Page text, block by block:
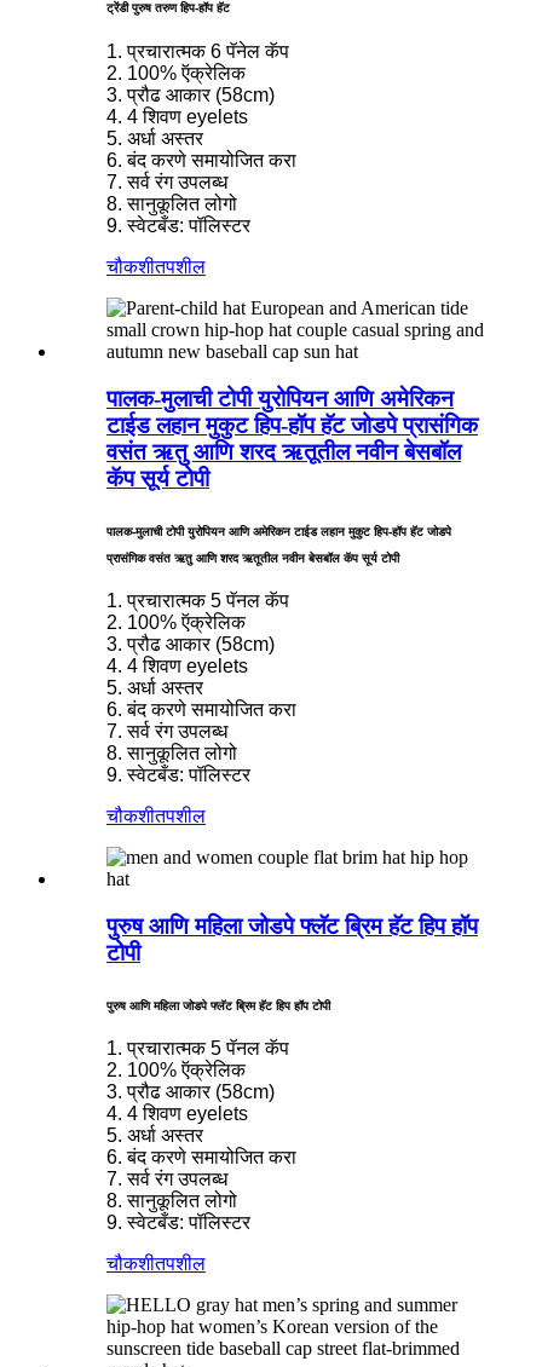
ट्रेंडी पुरुष तरुण हिप-हॉप हॅट
1. प्रचारात्मक 6 पॅनेल कॅप
2. 100% ऍक्रेलिक
3. प्रौढ आकार (58cm)
4. 4 शिवण eyelets
5. अर्धा अस्तर
6. बंद करणे समायोजित करा
7. सर्व रंग उपलब्ध
8. सानुकूलित लोगो
9. स्वेटबँड: पॉलिस्टर
चौकशीतपशील
पालक-मुलाची टोपी युरोपियन आणि अमेरिकन
टाईड लहान मुकुट हिप-हॉप हॅट जोडपे प्रासंगिक
वसंत ऋतु आणि शरद ऋतूतील नवीन बेसबॉल
कॅप सूर्य टोपी
पालक-मुलाची टोपी युरोपियन आणि अमेरिकन टाईड लहान मुकुट हिप-हॉप हॅट जोडपे
प्रासंगिक वसंत ऋतु आणि शरद ऋतूतील नवीन बेसबॉल कॅप सूर्य टोपी
1. प्रचारात्मक 5 पॅनल कॅप
2. 100% ऍक्रेलिक
3. प्रौढ आकार (58cm)
4. 4 शिवण eyelets
5. अर्धा अस्तर
6. बंद करणे समायोजित करा
7. सर्व रंग उपलब्ध
8. सानुकूलित लोगो
9. स्वेटबँड: पॉलिस्टर
चौकशीतपशील
पुरुष आणि महिला जोडपे फ्लॅट ब्रिम हॅट हिप हॉप
टोपी
पुरुष आणि महिला जोडपे फ्लॅट ब्रिम हॅट हिप हॉप टोपी
1. प्रचारात्मक 5 पॅनल कॅप
2. 100% ऍक्रेलिक
3. प्रौढ आकार (58cm)
4. 4 शिवण eyelets
5. अर्धा अस्तर
6. बंद करणे समायोजित करा
7. सर्व रंग उपलब्ध
8. सानुकूलित लोगो
9. स्वेटबँड: पॉलिस्टर
चौकशीतपशील